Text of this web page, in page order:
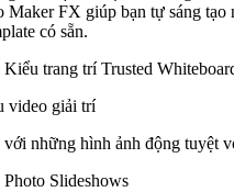
Maker FX giúp bạn tự sáng tạo
có sẵn.
trang trí Trusted
video giải trí
những hình ảnh động tuyệt
Slideshows